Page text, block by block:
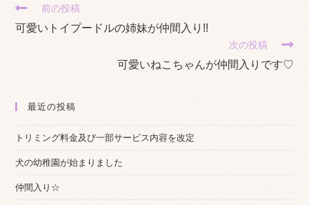
そ
他
む
前の投稿
可愛いトイプードルの姉妹が仲間入り!!
次の投稿
可愛いねこちゃんが仲間入りです♡
最近の投稿
トリミング料金及び一部サービス内容を改定
犬の幼稚園が始まりました
仲間入り☆